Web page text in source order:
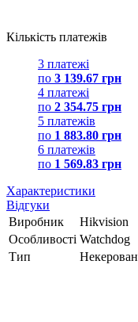
Кількість платежів
3 платежі
по 3 139.67 грн
4 платежі
по 2 354.75 грн
5 платежів
по 1 883.80 грн
6 платежів
по 1 569.83 грн
Характеристики
Відгуки
Виробник
Hikvision
Особливості Watchdog
Тип